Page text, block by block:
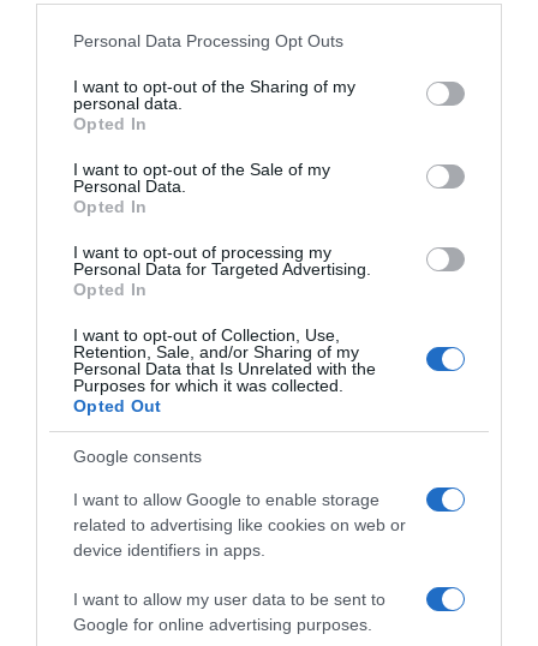
Please note that this website/app uses one or more Google
not limited to your visit or usage behaviour. You may click to
grant or deny consent to Google and its third-party tags to
use your data for below specified purposes in below Google
consent section.
Personal Data Processing Opt Outs
I want to opt-out of the Sharing of my
personal data.
Opted In
I want to opt-out of the Sale of my
Personal Data.
Opted In
I want to opt-out of processing my
Personal Data for Targeted Advertising.
Opted In
I want to opt-out of Collection, Use,
Retention, Sale, and/or Sharing of my
Personal Data that Is Unrelated with the
Purposes for which it was collected.
Opted Out
Google consents
I want to allow Google to enable storage
related to advertising like cookies on web or
device identifiers in apps.
I want to allow my user data to be sent to
Google for online advertising purposes.
kvaku i prag, postupak povremeno ponoviti kao dio redovnog
održavanja doma.
U narodnim predanjima so se smatra simbolom pročišćenja,
zaštite i uklanjanja negativne energije, zbog čega se koristi u
naučni dokazi koji potvrđuju da ovakav ritual može uticati na
finansijsku situaciju ili životne okolnosti.
Zašto mnogi i danas praktikuju ovakve običaje?
Iako ih nauka
ne potvrđuje, brojni ljudi i dalje njeguju tradicionalne rituale jer im
pružaju osjećaj reda, mira i povezanosti sa porodičnim običajima.
Redovno održavanje doma može doprinijeti:
životnom prostoru, osjećaju smirenosti i organizovanosti, većoj
motivaciji za svakodnevne obaveze, stvaranju ugodnije
atmosfere za članove porodice i goste.
Mnogi smatraju da upravo male navike mogu imati veliki uticaj na
svakodnevni osjećaj zadovoljstva, bez obzira na to da li ih